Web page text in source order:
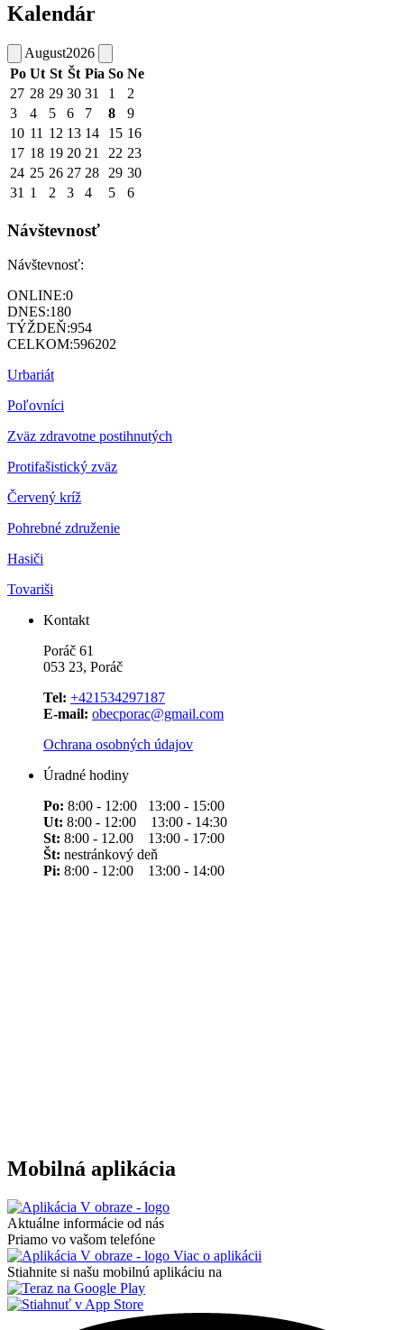
Kalendár
August2026
Po Ut St Št Pia So Ne
27 28 29 30 31 1
2
3
4 5 6 7 8
9
10 11 12 13 14 15 16
17 18 19 20 21 22 23
24 25 26 27 28 29 30
31 1 2 3 4 5 6
Návštevnosť
Návštevnosť:
ONLINE:0
DNES:180
TÝŽDEŇ:954
CELKOM:596202
Urbariát
Poľovníci
Zväz zdravotne postihnutých
Protifašistický zväz
Červený kríž
Pohrebné združenie
Hasiči
Tovariši
Kontakt
Poráč 61
053 23, Poráč
Tel: +421534297187
E-mail: obecporac@gmail.com
Ochrana osobných údajov
Úradné hodiny
Po: 8:00 - 12:00 13:00 - 15:00
Ut: 8:00 - 12:00 13:00 - 14:30
St: 8:00 - 12.00 13:00 - 17:00
Št: nestránkový deň
Pi: 8:00 - 12:00 13:00 - 14:00
Mobilná aplikácia
Aktuálne informácie od nás
Priamo vo vašom telefóne
Viac o aplikácii
Stiahnite si našu mobilnú aplikáciu na